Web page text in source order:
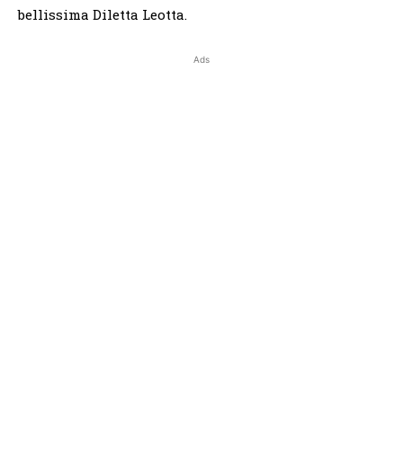
bellissima Diletta Leotta.
Ads